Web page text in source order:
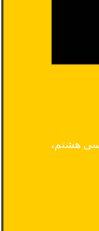
هشتم،